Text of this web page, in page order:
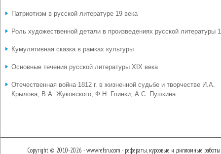
Патриотизм в русской литературе 19 века
Роль художественной детали в произведениях русской литературы
Кумулятивная сказка в рамках культуры
Основные течения русской литературы XIX века
Отечественная война 1812 г. в жизненной судьбе и творчестве И.А.
Крылова, В.А. Жуковского, Ф.Н. Глинки, А.С. Пушкина
Copyright © 2010-2026 - www.refsru.com - рефераты, курсовые и дипломные работы